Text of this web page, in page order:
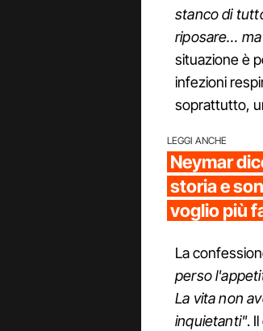
stanco di
riposare… ma
situazione è
infezioni
soprattutto,
LEGGI ANCHE
Neymar
storia e
voglio più
La
perso
La vita non
inquietanti".